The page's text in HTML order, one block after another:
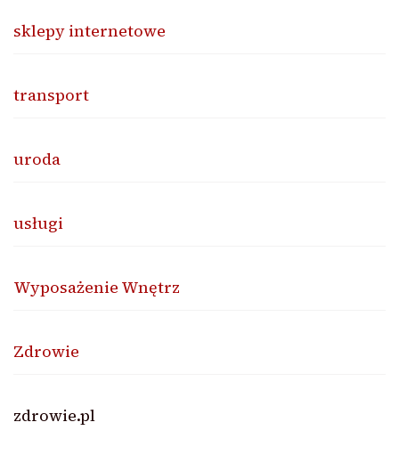
sklepy internetowe
transport
uroda
usługi
Wyposażenie Wnętrz
Zdrowie
zdrowie.pl